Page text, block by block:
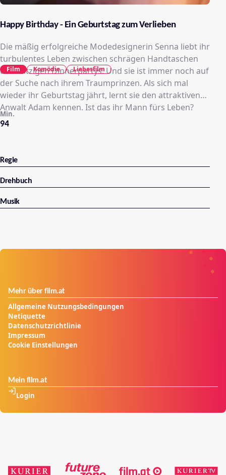
Happy Birthday - Ein Geburtstag zum Verlieben
Die mäßig erfolgreiche Modedesignerin Senna liebt ihr
turbulentes Leben zwischen schrägen Handtaschen
und witzigen Dinnerpartys. Und sie ist immer noch auf
der Suche nach ihrem Traumprinzen. Als sich mal
wieder ihr Geburtstag jährt, lernt sie den attraktiven
Anwalt Adam kennen. Ist das ihr Mann fürs Leben?
94
Min.
Film Komödie Liebesfilm
Regie
Drehbuch
Musik
Mehr über film.at
Allgemeine Nutzungsbedingungen
Netiquette
Datenschutzrichtlinie
Impressum
Cookie Einstellungen
Mein film.at
Login